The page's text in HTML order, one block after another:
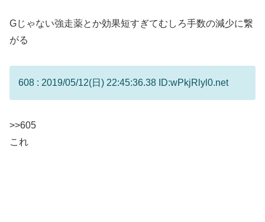
Gじゃない強走薬とか効果短すぎてむしろ手数の減少に繋
がる
608 : 2019/05/12(日) 22:45:36.38 ID:wPkjRlyl0.net
>>605
これ